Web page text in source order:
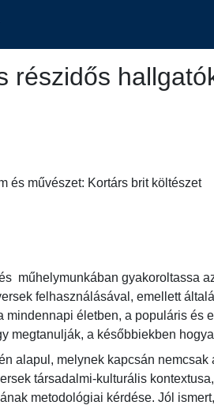
részidős
és művészet: Kortárs brit költészet
műhelymunkában gyakoroltassa
felhasználásával, emellett
mindennapi életben, a populáris
megtanulják, a későbbiekben
alapul, melynek kapcsán
társadalmi-kulturális
metodológiai kérdése. Jól